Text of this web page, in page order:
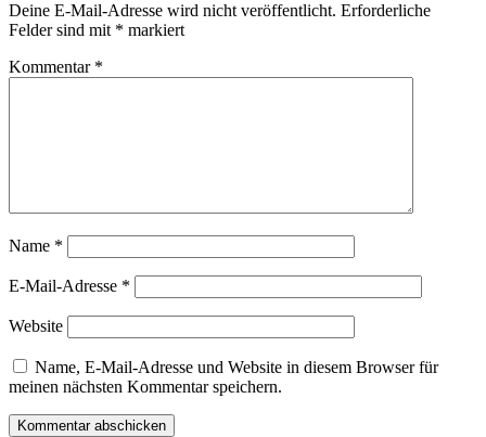
Deine E-Mail-Adresse wird nicht veröffentlicht. Erforderliche
Felder sind mit * markiert
Kommentar *
Name *
E-Mail-Adresse *
Website
Name, E-Mail-Adresse und Website in diesem Browser für
meinen nächsten Kommentar speichern.